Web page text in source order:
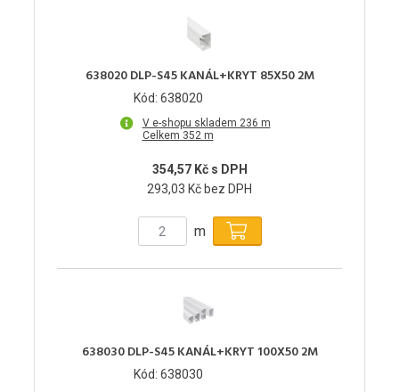
638020 DLP-S45 KANÁL+KRYT 85X50 2M
Kód: 638020
V e-shopu skladem 236 m
Celkem 352 m
354,57 Kč s DPH
293,03 Kč bez DPH
m
638030 DLP-S45 KANÁL+KRYT 100X50 2M
Kód: 638030